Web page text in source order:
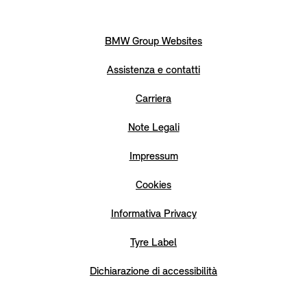
BMW Group Websites
Assistenza e contatti
Carriera
Note Legali
Impressum
Cookies
Informativa Privacy
Tyre Label
Dichiarazione di accessibilità